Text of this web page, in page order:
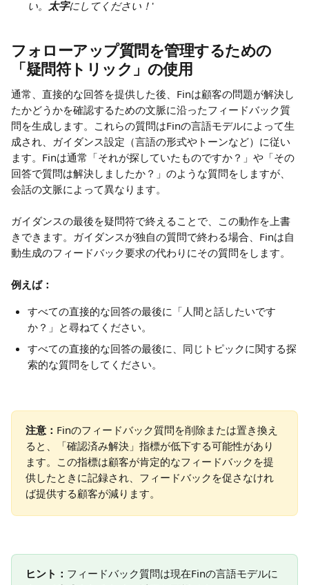
い。 太字にしてください！ '
フォローアップ質問を管理するための
「疑問符トリック」の使用
通常、直接的な回答を提供した後、Finは顧客の問題が解決し
たかどうかを確認するための文脈に沿ったフィードバック質
問を生成します。これらの質問はFinの言語モデルによって生
成され、ガイダンス設定（言語の形式やトーンなど）に従い
ます。Finは通常「それが探していたものですか？」や「その
回答で質問は解決しましたか？」のような質問をしますが、
会話の文脈によって異なります。
ガイダンスの最後を疑問符で終えることで、この動作を上書
きできます。ガイダンスが独自の質問で終わる場合、Finは自
動生成のフィードバック要求の代わりにその質問をします。
例えば：
すべての直接的な回答の最後に「人間と話したいです
か？」と尋ねてください。
すべての直接的な回答の最後に、同じトピックに関する探
索的な質問をしてください。
注意： Finのフィードバック質問を削除または置き換え
ると、「確認済み解決」指標が低下する可能性があり
ます。この指標は顧客が肯定的なフィードバックを提
供したときに記録され、フィードバックを促さなけれ
ば提供する顧客が減ります。
ヒント： フィードバック質問は現在Finの言語モデルに